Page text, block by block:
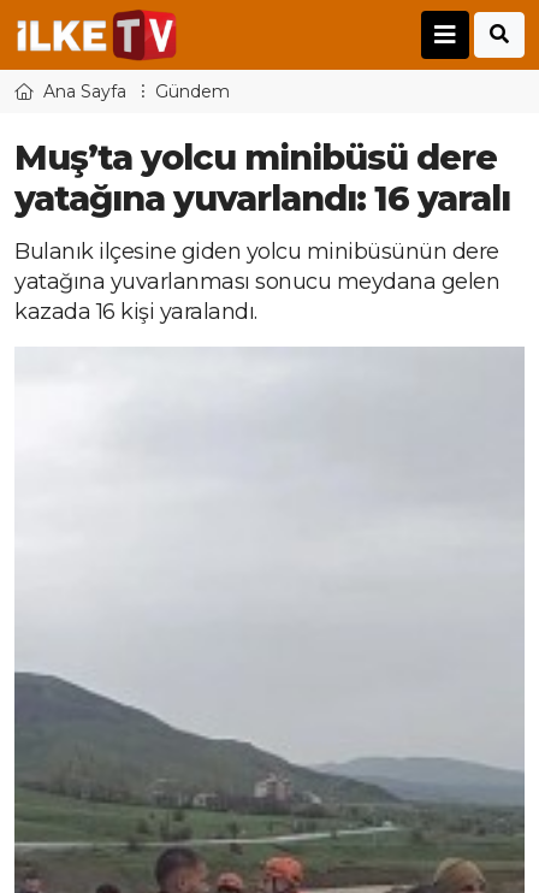
Ana Sayfa Gündem
Muş’ta yolcu minibüsü dere
yatağına yuvarlandı: 16 yaralı
Bulanık ilçesine giden yolcu minibüsünün dere
yatağına yuvarlanması sonucu meydana gelen
kazada 16 kişi yaralandı.